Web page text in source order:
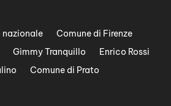
nazionale
Comune di Firenze
Gimmy Tranquillo
Enrico Rossi
Comune di Prato